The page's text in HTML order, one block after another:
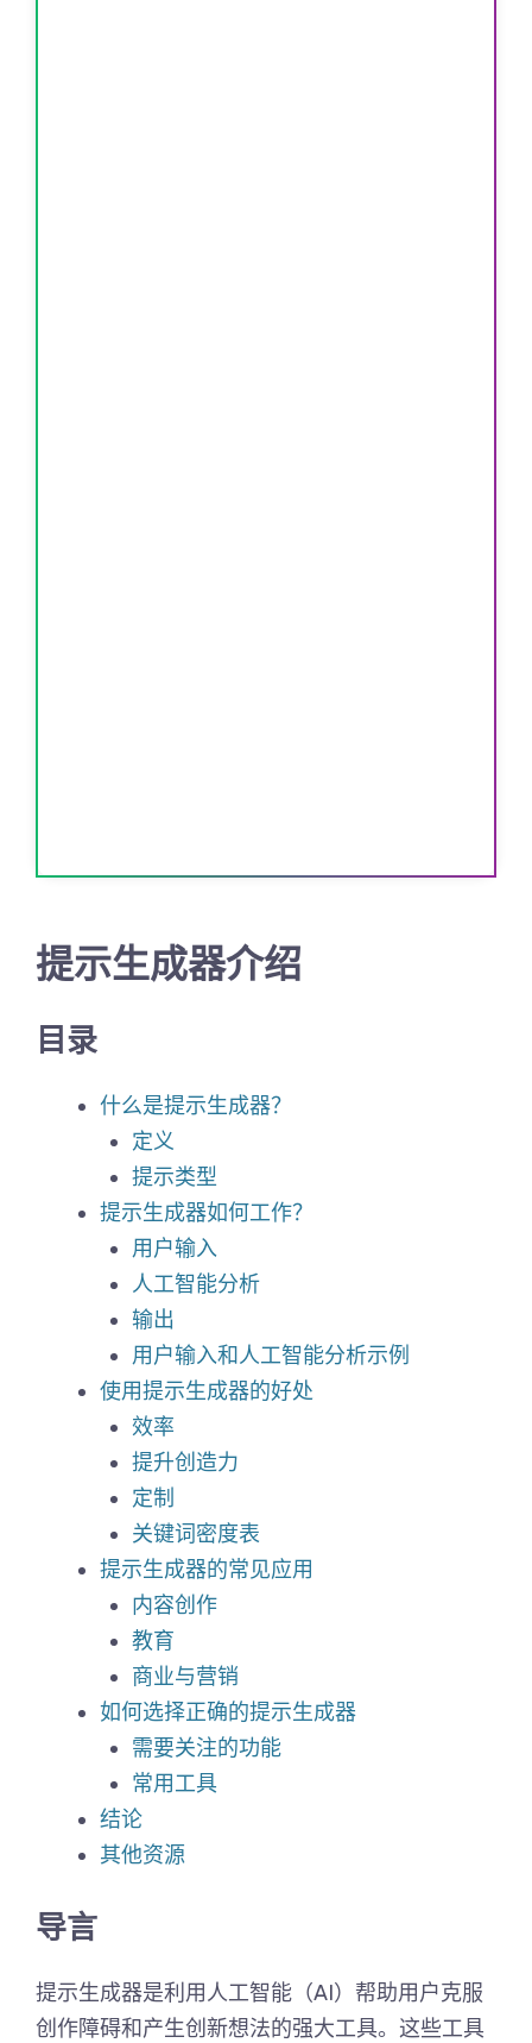
提示生成器介绍
目录
什么是提示生成器？
定义
提示类型
提示生成器如何工作？
用户输入
人工智能分析
输出
用户输入和人工智能分析示例
使用提示生成器的好处
效率
提升创造力
定制
关键词密度表
提示生成器的常见应用
内容创作
教育
商业与营销
如何选择正确的提示生成器
需要关注的功能
常用工具
结论
其他资源
导言
提示生成器是利用人工智能（AI）帮助用户克服
创作障碍和产生创新想法的强大工具。这些工具